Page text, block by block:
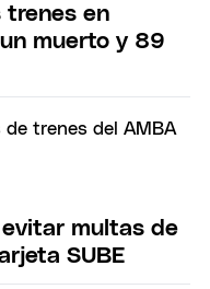
trenes en
muerto y 89
evitar multas de
SUBE